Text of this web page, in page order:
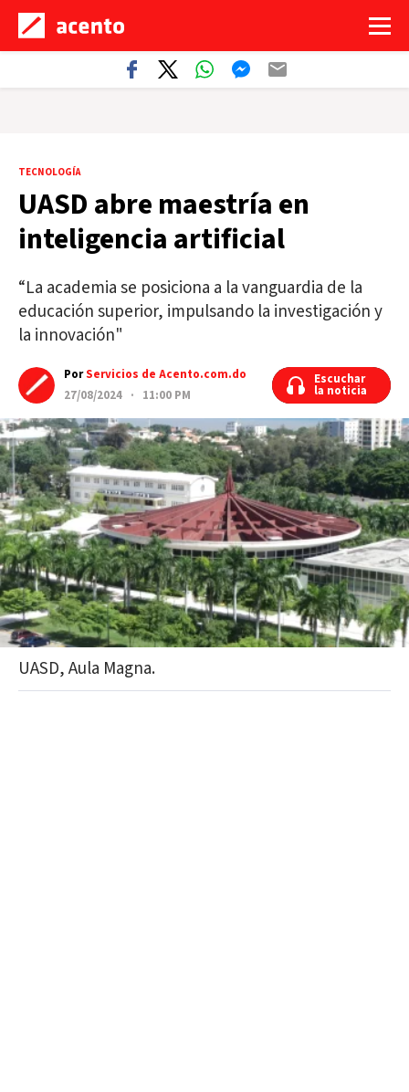
TECNOLOGÍA
UASD abre maestría en
inteligencia artificial
“La academia se posiciona a la vanguardia de la
educación superior, impulsando la investigación y
la innovación"
PorServicios de Acento.com.do
27/08/2024 · 11:00 PM
Escuchar
la noticia
Escuchar
la noticia
UASD, Aula Magna.